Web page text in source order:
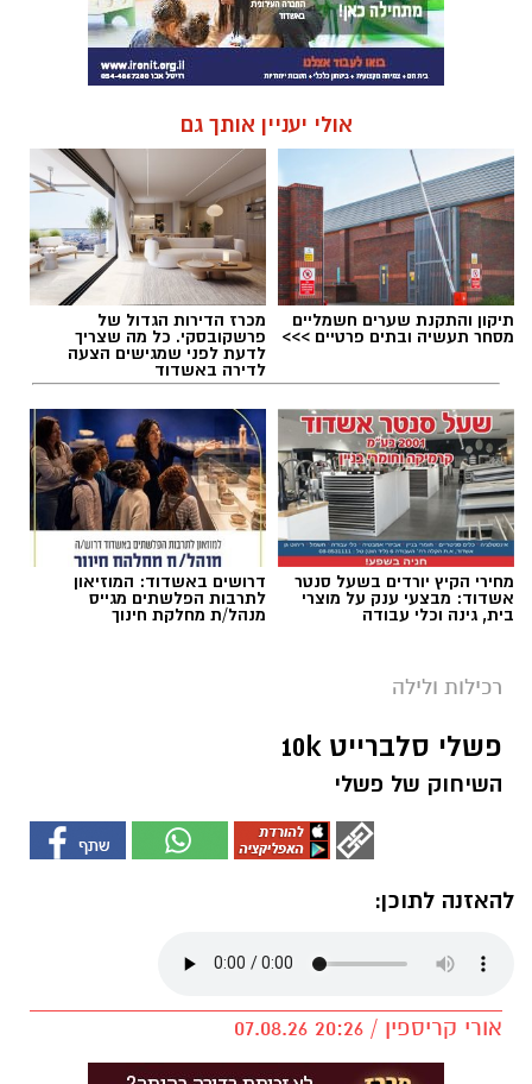
אולי יעניין אותך גם
תיקון והתקנת שערים חשמליים
מסחר תעשיה ובתים פרטיים >>>
מכרז הדירות הגדול של
פרשקובסקי. כל מה שצריך
לדעת לפני שמגישים הצעה
לדירה באשדוד
מחירי הקיץ יורדים בשעל סנטר
אשדוד: מבצעי ענק על מוצרי
בית, גינה וכלי עבודה
דרושים באשדוד: המוזיאון
לתרבות הפלשתים מגייס
מנהל/ת מחלקת חינוך
רכילות ולילה
פשלי סלברייט 10k
השיחוק של פשלי
להאזנה לתוכן:
אורי קריספין / 20:26 07.08.26